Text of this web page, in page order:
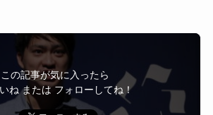
この記事が気に入ったら
ね または フォローしてね！